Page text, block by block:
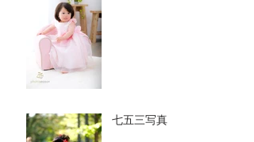
七五三写真